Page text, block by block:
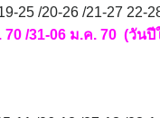
25 /20-26 /21-27 22-
70 /31-06 ม.ค. 70 (วัน